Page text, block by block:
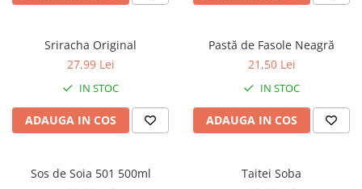
Sriracha Original
27,99 Lei
IN STOC
ADAUGA IN COS
Pastă de Fasole Neagră
21,50 Lei
IN STOC
ADAUGA IN COS
Sos de Soia 501 500ml
Taitei Soba